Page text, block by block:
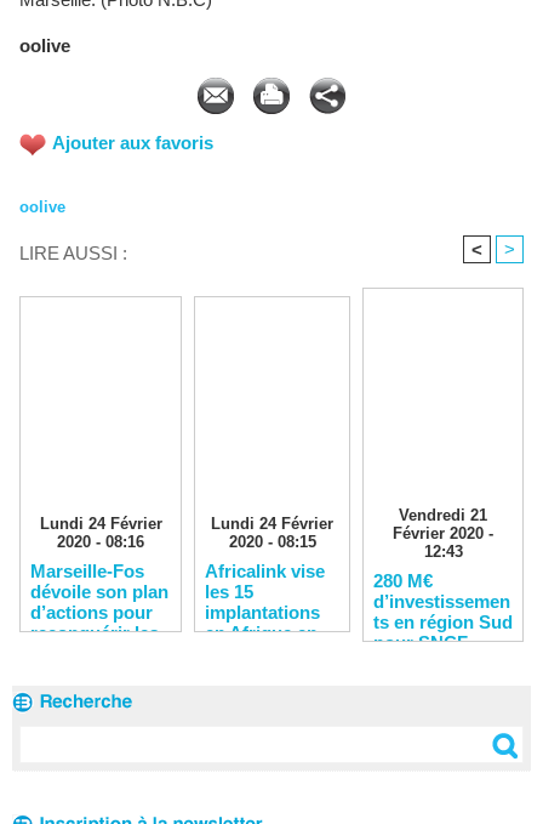
oolive
Ajouter aux favoris
oolive
LIRE AUSSI : < >
Lundi 24 Février
2020 - 08:16
Marseille-Fos
dévoile son plan
d’actions pour
reconquérir les
Lundi 24 Février
2020 - 08:15
Africalink vise
les 15
implantations
en Afrique en
Vendredi 21
Février 2020 -
12:43
280 M€
d’investissemen
ts en région Sud
pour SNCF